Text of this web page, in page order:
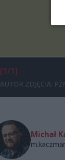
[1/1]
AUTOR ZDJĘCIA:
Michał